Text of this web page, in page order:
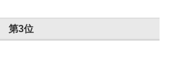
第3位